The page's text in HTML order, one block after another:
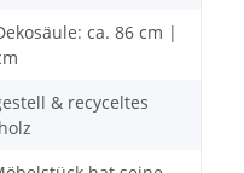
ca. 86 cm |
& recyceltes